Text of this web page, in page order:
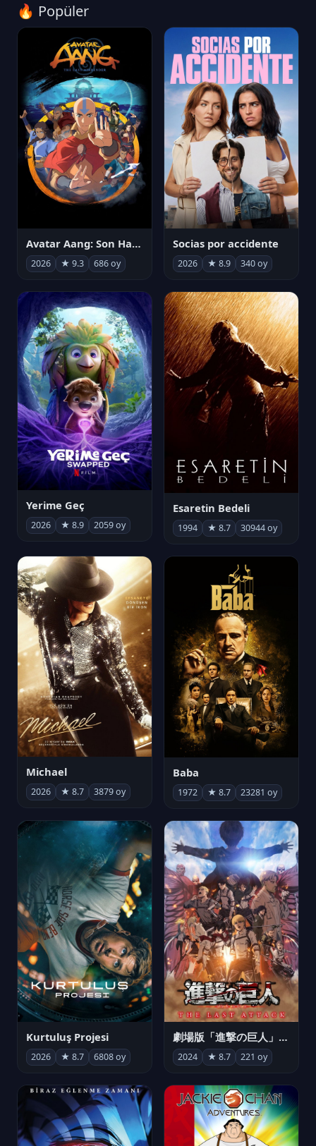
🔥 Popüler
Avatar Aang: Son Havabükücü
2026 ★ 9.3 686 oy
Socias por accidente
2026 ★ 8.9 340 oy
Yerime Geç
2026 ★ 8.9 2059 oy
Esaretin Bedeli
1994 ★ 8.7 30944 oy
Michael
2026 ★ 8.7 3879 oy
Baba
1972 ★ 8.7 23281 oy
Kurtuluş Projesi
2026 ★ 8.7 6808 oy
劇場版「進撃の巨人」完結編 THE LAST ATTACK
2024 ★ 8.7 221 oy